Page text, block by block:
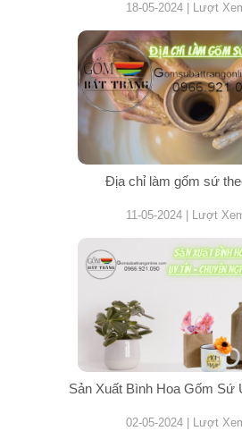
18-05-2024 | Lượt
Địa chỉ làm gốm sứ
11-05-2024 | Lượt
Sản Xuất Bình Hoa Gốm Sứ
02-05-2024 | Lượt